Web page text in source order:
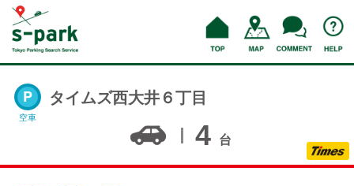
空車
タイムズ西大井６丁目
4 台